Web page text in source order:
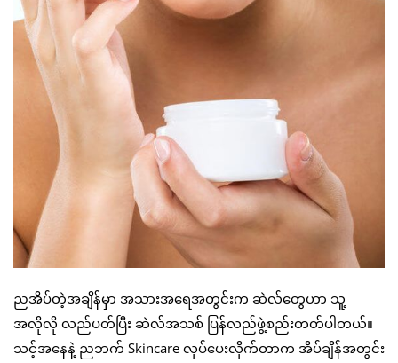
ညအိပ်တဲ့အချိန်မှာ အသားအရေအတွင်းက ဆဲလ်တွေဟာ သူ့
အလိုလို လည်ပတ်ပြီး ဆဲလ်အသစ် ပြန်လည်ဖွဲ့စည်းတတ်ပါတယ်။
သင့်အနေနဲ့ ညဘက် Skincare လုပ်ပေးလိုက်တာက အိပ်ချိန်အတွင်း